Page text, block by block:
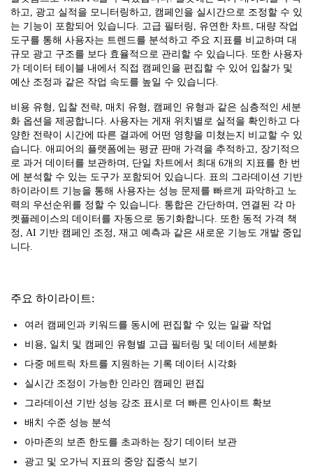
하고, 광고 실적을 모니터링하고, 캠페인을 실시간으로 조정할 수 있
는 기능이 포함되어 있습니다. 고급 필터링, 유연한 차트, 대량 작업
도구를 통해 사용자는 트렌드를 분석하고 주요 지표를 비교하며 대
규모 광고 구조를 보다 효율적으로 관리할 수 있습니다. 또한 사용자
가 데이터 테이블 내에서 직접 캠페인을 편집할 수 있어 입찰가 및
예산 조정과 같은 작업 속도를 높일 수 있습니다.
비용 유형, 입찰 전략, 매치 유형, 캠페인 유형과 같은 심층적인 세분
화 옵션을 제공합니다. 사용자는 게재 위치별로 실적을 확인하고 다
양한 전략이 시간에 따른 결과에 어떤 영향을 미쳤는지 비교할 수 있
습니다. 애피어의 플랫폼에는 평균 판매 가격을 추적하고, 장기적으
로 과거 데이터를 보관하며, 단일 차트에서 최대 6개의 지표를 한 번
에 분석할 수 있는 도구가 포함되어 있습니다. 표의 그라데이션 기반
하이라이트 기능을 통해 사용자는 성능 문제를 빠르게 파악하고 노
력의 우선순위를 정할 수 있습니다. 통합은 간단하며, 연결된 각 마
켓플레이스의 데이터를 자동으로 동기화합니다. 또한 동적 가격 책
정, AI 기반 캠페인 조정, 재고 예측과 같은 새로운 기능도 개발 중입
니다.
주요 하이라이트:
여러 캠페인과 키워드를 동시에 편집할 수 있는 일괄 작업
비용, 일치 및 캠페인 유형별 고급 필터링 및 데이터 세분화
다중 메트릭 차트를 지원하는 기록 데이터 시각화
실시간 조정이 가능한 인라인 캠페인 편집
그라데이션 기반 성능 강조 표시로 더 빠른 인사이트 확보
배치 수준 성능 분석
아마존의 보존 한도를 초과하는 장기 데이터 보관
광고 및 오가닉 지표의 중앙 집중식 보기